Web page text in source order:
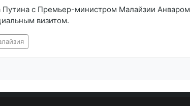
с Премьер-министром Малайзии Анваром
визитом.